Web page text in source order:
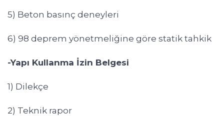
5) Beton basınç deneyleri
6) 98 deprem yönetmeliğine göre statik tahkik
-Yapı Kullanma İzin Belgesi
1) Dilekçe
2) Teknik rapor